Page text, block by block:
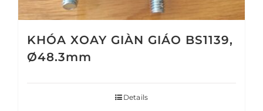
KHÓA XOAY GIÀN GIÁO BS1139,
Ø48.3mm
Details